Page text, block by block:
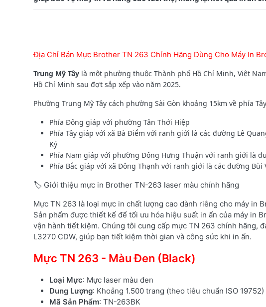
Địa Chỉ Bán Mực Brother TN 263 Chính Hãng Dùng Cho Máy In
Trung Mỹ Tây là một phường thuộc Thành phố Hồ Chí Minh, Việt
Hồ Chí Minh sau đợt sắp xếp vào năm 2025.
Phường Trung Mỹ Tây cách phường Sài Gòn khoảng 15km về phía
Phía Đông giáp với phường Tân Thới Hiệp
Phía Tây giáp với xã Bà Điểm với ranh giới là các đường Lê
Ký
Phía Nam giáp với phường Đông Hưng Thuận với ranh giới là
Phía Bắc giáp với xã Đông Thạnh với ranh giới là các đường Bùi
🏷️ Giới thiệu mực in Brother TN-263 laser màu chính hãng
Mực TN 263 là loại mực in chất lượng cao dành riêng cho máy in
Sản phẩm được thiết kế để tối ưu hóa hiệu suất in ấn của máy in
vận hành tiết kiệm. Chúng tôi cung cấp mực TN 263 chính hãng,
L3270 CDW, giúp bạn tiết kiệm thời gian và công sức khi in ấn.
Mực TN 263 - Màu Đen (Black)
Loại Mực: Mực laser màu đen
Dung Lượng: Khoảng 1.500 trang (theo tiêu chuẩn ISO 19752)
Mã Sản Phẩm: TN-263BK